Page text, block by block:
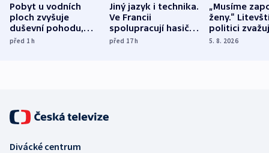
Pobyt u vodních
ploch zvyšuje
duševní pohodu,
ukázala
před 1h
Jiný jazyk i technika.
Ve Francii
spolupracují hasiči z
různých zemí
před 17h
„Musíme
ženy.“
politici
dohodu o
5. 8. 2026
Divácké centrum